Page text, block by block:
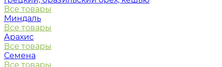
Все товары
Миндаль
Все товары
Арахис
Все товары
Семена
Все товары